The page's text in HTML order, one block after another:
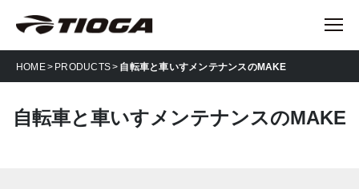
HOME PRODUCTS 自転車と車いすメンテナンスのMAKE
自転車と車いすメンテナンスのMAKE